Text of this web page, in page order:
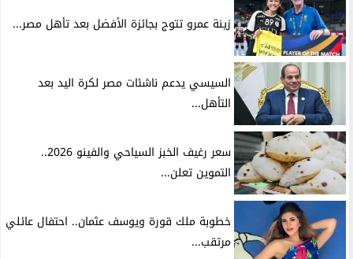
زينة عمرو تتوج بجائزة الأفضل بعد تأهل مصر...
السيسي يدعم ناشئات مصر لكرة اليد بعد
التأهل...
سعر رغيف الخبز السياحي والفينو 2026..
التموين تعلن...
خطوبة ملك قورة ويوسف عثمان.. احتفال عائلي
مرتقب...